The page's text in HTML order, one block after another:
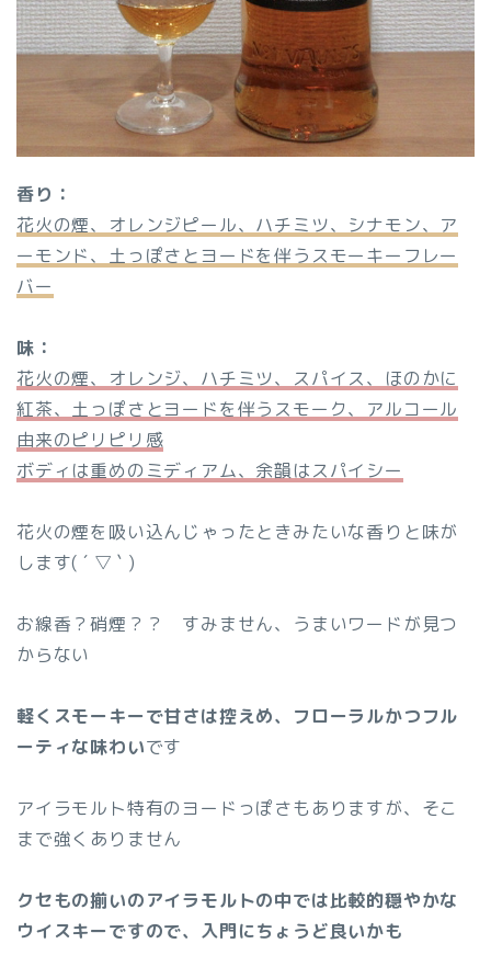
香り：
花火の煙、オレンジピール、ハチミツ、シナモン、ア
ーモンド、土っぽさとヨードを伴うスモーキーフレー
バー
味：
花火の煙、オレンジ、ハチミツ、スパイス、ほのかに
紅茶、土っぽさとヨードを伴うスモーク、アルコール
由来のピリピリ感
ボディは重めのミディアム、余韻はスパイシー
花火の煙を吸い込んじゃったときみたいな香りと味が
します( ´ ▽ ` )
お線香？硝煙？？ すみません、うまいワードが見つ
からない
軽くスモーキーで甘さは控えめ、フローラルかつフル
ーティな味わいです
アイラモルト特有のヨードっぽさもありますが、そこ
まで強くありません
クセもの揃いのアイラモルトの中では比較的穏やかな
ウイスキーですので、入門にちょうど良いかも